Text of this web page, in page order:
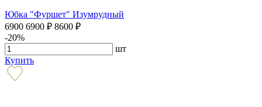
Юбка "Фуршет" Изумрудный
6900 6900 ₽ 8600 ₽
-20%
шт
Купить